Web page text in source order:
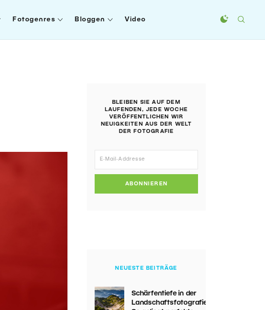
Fotogenres Bloggen Video
BLEIBEN SIE AUF DEM
LAUFENDEN, JEDE WOCHE
VERÖFFENTLICHEN WIR
NEUIGKEITEN AUS DER WELT
DER FOTOGRAFIE
ABONNIEREN
NEUESTE BEITRÄGE
Schärfentiefe in der
Landschaftsfotografie: